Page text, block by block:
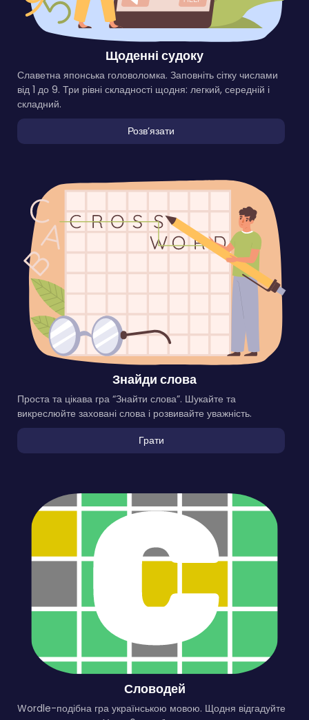
Щоденні судоку
Славетна японська головоломка. Заповніть сітку числами
від 1 до 9. Три рівні складності щодня: легкий, середній і
складний.
Розвʼязати
Знайди слова
Проста та цікава гра “Знайти слова”. Шукайте та
викреслюйте заховані слова і розвивайте уважність.
Грати
Словодей
Wordle-подібна гра українською мовою. Щодня відгадуйте